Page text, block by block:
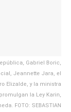
Gabriel Boric,
Jeannette Jara, el
Elizalde, y la ministra
la Ley Karin,
FOTO: SEBASTIAN